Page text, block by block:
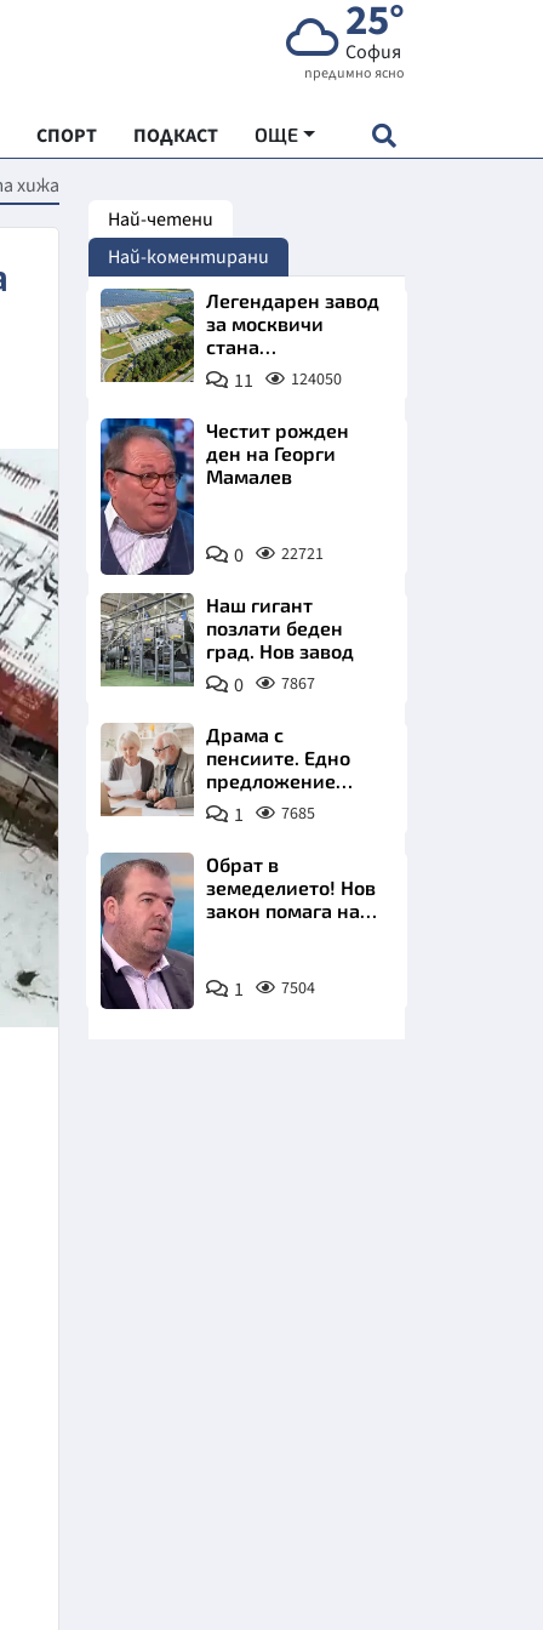
25°
София
предимно ясно
СПОРТ ПОДКАСТ ОЩЕ
"ЧУДЕСАТА НА БЪЛГАРИЯ"
ХРАНА
ИКОНОМИКА
хижа
Най-четени
Най-коментирани
Легендарен завод
за москвичи
стана
индустриално
чудо. Позлатява
11 124050
Снимка:
БНТ
Честит рожден
ден на Георги
Мамалев
0 22721
Наш гигант
позлати беден
град. Нов завод
0 7867
Драма с
пенсиите. Едно
предложение
удря над 800 000
българи
1 7685
Снимка:
бТВ
Обрат в
земеделието! Нов
закон помага на
1 7504